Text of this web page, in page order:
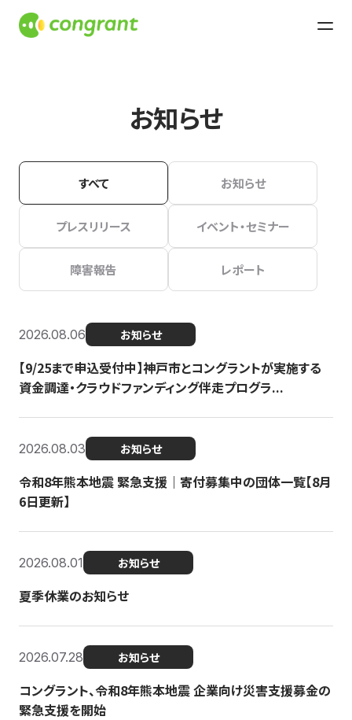
お知らせ
すべて お知らせ
プレスリリース イベント・セミナー
障害報告 レポート
2026.08.06 お知らせ
【9/25まで申込受付中】神戸市とコングラントが実施する
資金調達・クラウドファンディング伴走プログラ...
2026.08.03 お知らせ
令和8年熊本地震 緊急支援｜寄付募集中の団体一覧【8月
6日更新】
2026.08.01 お知らせ
夏季休業のお知らせ
2026.07.28 お知らせ
コングラント、令和8年熊本地震 企業向け災害支援募金の
緊急支援を開始